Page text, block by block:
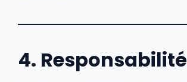
4. Responsabilité